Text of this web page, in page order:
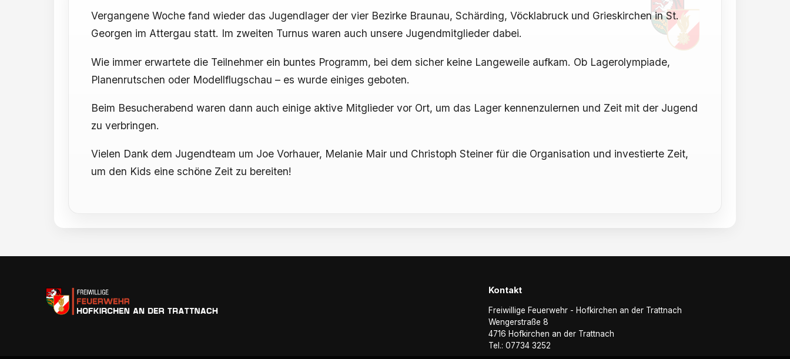
Vergangene Woche fand wieder das Jugendlager der vier Bezirke Braunau, Schärding, Vöcklabruck und Grieskirchen in St.
Georgen im Attergau statt. Im zweiten Turnus waren auch unsere Jugendmitglieder dabei.
Wie immer erwartete die Teilnehmer ein buntes Programm, bei dem sicher keine Langeweile aufkam. Ob Lagerolympiade,
Planenrutschen oder Modellflugschau – es wurde einiges geboten.
Beim Besucherabend waren dann auch einige aktive Mitglieder vor Ort, um das Lager kennenzulernen und Zeit mit der Jugend
zu verbringen.
Vielen Dank dem Jugendteam um Joe Vorhauer, Melanie Mair und Christoph Steiner für die Organisation und investierte Zeit,
um den Kids eine schöne Zeit zu bereiten!
Kontakt
Freiwillige Feuerwehr - Hofkirchen an der Trattnach
Wengerstraße 8
4716 Hofkirchen an der Trattnach
Tel.: 07734 3252